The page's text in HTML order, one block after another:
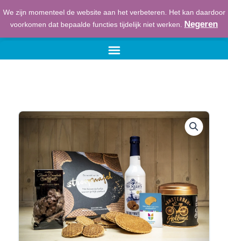
We zijn momenteel de website aan het verbeteren. Het kan daardoor
voorkomen dat bepaalde functies tijdelijk niet werken. Negeren